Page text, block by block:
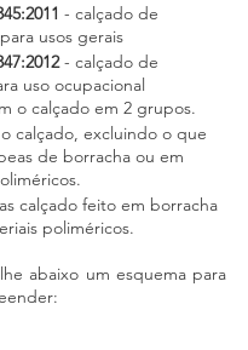
- calçado de
usos gerais
- calçado de
uso ocupacional
o calçado em 2 grupos.
calçado, excluindo o que
de borracha ou em
calçado feito em borracha
poliméricos.
abaixo um esquema para